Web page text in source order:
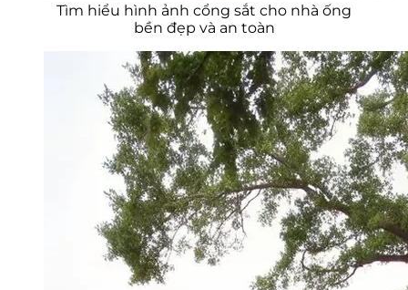
Tìm hiểu hình ảnh cổng sắt cho nhà ống
bền đẹp và an toàn